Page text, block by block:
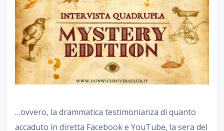
…ovvero, la drammatica testimonianza di quanto
accaduto in diretta Facebook e YouTube, la sera del